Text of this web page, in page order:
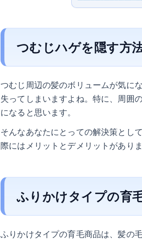
つむじハゲを隠す方
つむじ周辺の髪のボリュームが気に
失ってしまいますよね。特に、周囲
になると思います。
そんなあなたにとっての解決策とし
際にはメリットとデメリットがあり
ふりかけタイプの育
ふりかけタイプの育毛商品は、髪の